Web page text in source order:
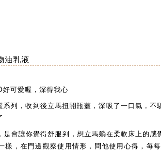
油乳液
可愛喔，深得我心
列，收到後立馬扭開瓶蓋，深吸了一口氣，不
會讓你覺得舒服到，想立馬躺在柔軟床上的感
樣，在門邊觀察使用情形，問他使用心得，每